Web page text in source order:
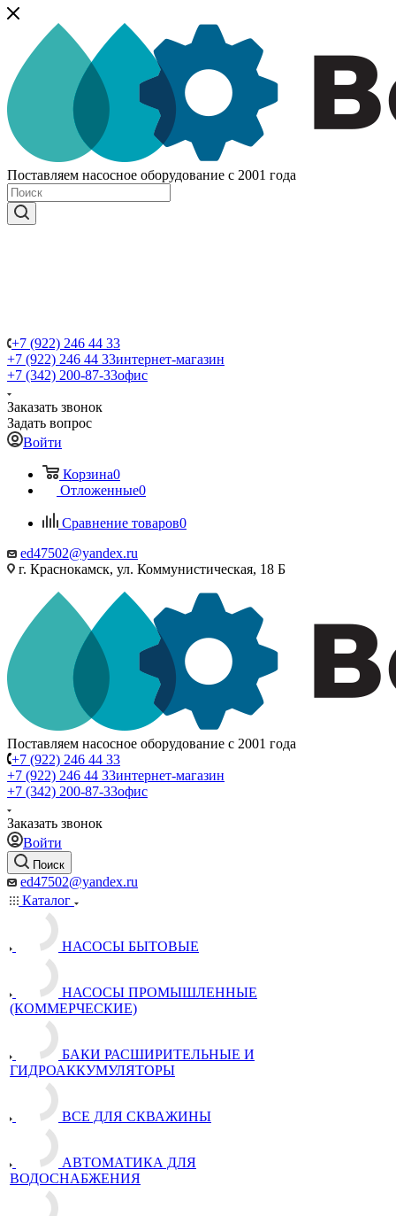
Поставляем насосное оборудование с 2001 года
+7 (922) 246 44 33
+7 (922) 246 44 33интернет-магазин
+7 (342) 200-87-33офис
Заказать звонок
Задать вопрос
Войти
Корзина0
Отложенные0
Сравнение товаров0
ed47502@yandex.ru
г. Краснокамск, ул. Коммунистическая, 18 Б
Поставляем насосное оборудование с 2001 года
+7 (922) 246 44 33
+7 (922) 246 44 33интернет-магазин
+7 (342) 200-87-33офис
Заказать звонок
Войти
Поиск
ed47502@yandex.ru
Каталог
НАСОСЫ БЫТОВЫЕ
НАСОСЫ ПРОМЫШЛЕННЫЕ
(КОММЕРЧЕСКИЕ)
БАКИ РАСШИРИТЕЛЬНЫЕ И
ГИДРОАККУМУЛЯТОРЫ
ВСЕ ДЛЯ СКВАЖИНЫ
АВТОМАТИКА ДЛЯ
ВОДОСНАБЖЕНИЯ